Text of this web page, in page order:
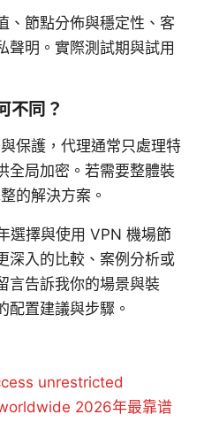
、節點分佈與穩定性、客
聲明。實際測試期與試用
不同？
保護，代理通常只處理特
全局加密。若需要整體裝
的解決方案。
選擇與使用 VPN 機場節
深入的比較、案例分析或
言告訴我你的場景與裝
配置建議與步驟。
unrestricted
2026年最靠谱